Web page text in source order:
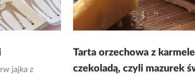
jajka z
Tarta orzechowa z
czekoladą, czyli mazurek